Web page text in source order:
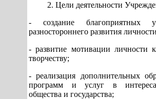
2. Цели деятельности
- создание благоприятных
разностороннего развития
- развитие мотивации личности
творчеству;
- реализация дополнительных
программ и услуг в
общества и государства;